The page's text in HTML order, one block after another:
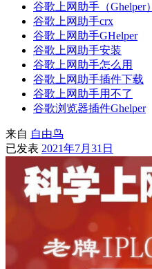
谷歌上网助手（Ghelper）
谷歌上网助手crx
谷歌上网助手GHelper
谷歌上网助手安装
谷歌上网助手怎么用
谷歌上网助手插件下载
谷歌上网助手用不了
谷歌浏览器插件Ghelper
来自 自由鸟
已发表 2021年7月31日